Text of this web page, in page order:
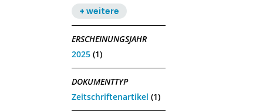
+ weitere
ERSCHEINUNGSJAHR
2025 (1)
DOKUMENTTYP
Zeitschriftenartikel (1)